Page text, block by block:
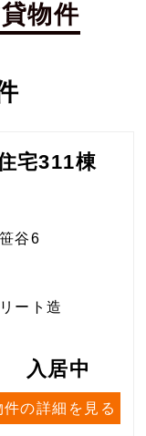
物件
宅311棟
谷6
ート造
入居中
件の詳細を見る